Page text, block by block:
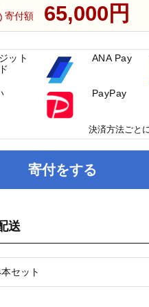
寄付額 65,000円
寄付をする
送
セット
ット
ANA Pay
PayPay
決済方法ごと